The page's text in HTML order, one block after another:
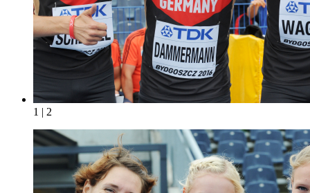
1 | 2